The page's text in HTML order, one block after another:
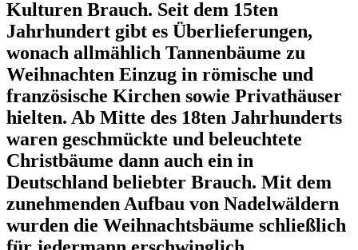
Kulturen Brauch. Seit dem 15ten
Jahrhundert gibt es Überlieferungen,
wonach allmählich Tannenbäume zu
Weihnachten Einzug in römische und
französische Kirchen sowie Privathäuser
hielten. Ab Mitte des 18ten Jahrhunderts
waren geschmückte und beleuchtete
Christbäume dann auch ein in
Deutschland beliebter Brauch. Mit dem
zunehmenden Aufbau von Nadelwäldern
wurden die Weihnachtsbäume schließlich